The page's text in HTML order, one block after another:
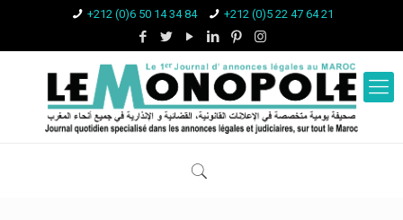
+212 (0)6 50 14 34 84 +212 (0)5 22 47 64 21